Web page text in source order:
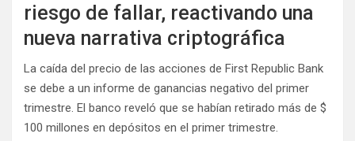
riesgo de fallar, reactivando una
nueva narrativa criptográfica
La caída del precio de las acciones de First Republic Bank
se debe a un informe de ganancias negativo del primer
trimestre. El banco reveló que se habían retirado más de $
100 millones en depósitos en el primer trimestre.